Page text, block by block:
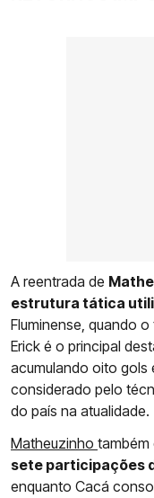
A reentrada de
estrutura tática
Fluminense, quando
Erick é o principal
acumulando oito gols
considerado pelo
do país na atualidade.
Matheuzinho também
sete participações
enquanto Cacá